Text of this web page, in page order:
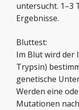
untersucht. 1–3
Ergebnisse.
Bluttest:
Im Blut wird der
Trypsin)
genetische
Werden eine
Mutationen